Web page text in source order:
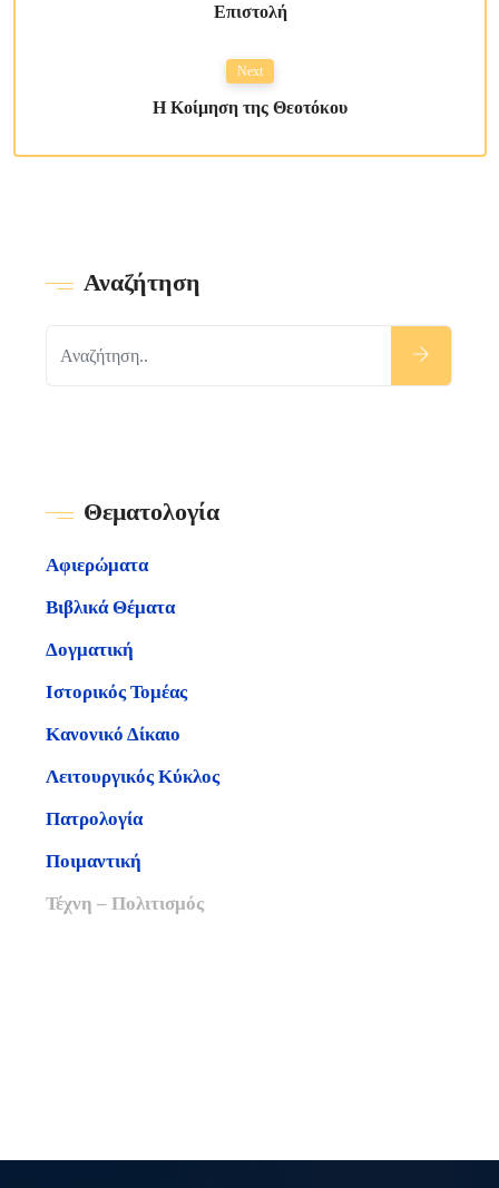
Επιστολή
Next
Η Κοίμηση της Θεοτόκου
Αναζήτηση
Θεματολογία
Αφιερώματα
Βιβλικά Θέματα
Δογματική
Ιστορικός Τομέας
Κανονικό Δίκαιο
Λειτουργικός Κύκλος
Πατρολογία
Ποιμαντική
Τέχνη – Πολιτισμός